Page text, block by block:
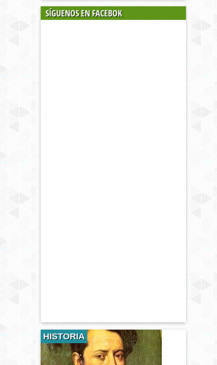
SÍGUENOS EN FACEBOK
HISTORIA